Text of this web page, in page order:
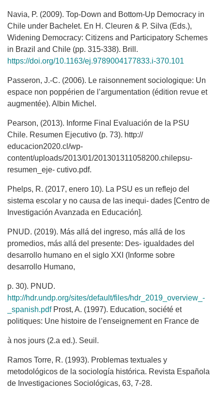
Navia, P. (2009). Top-Down and Bottom-Up Democracy in
Chile under Bachelet. En H. Cleuren & P. Silva (Eds.),
Widening Democracy: Citizens and Participatory Schemes
in Brazil and Chile (pp. 315-338). Brill.
https://doi.org/10.1163/ej.9789004177833.i-370.101
Passeron, J.-C. (2006). Le raisonnement sociologique: Un
espace non poppérien de l’argumentation (édition revue et
augmentée). Albin Michel.
Pearson, (2013). Informe Final Evaluación de la PSU
Chile. Resumen Ejecutivo (p. 73). http://
educacion2020.cl/wp-
content/uploads/2013/01/201301311058200.chilepsu-
resumen_eje- cutivo.pdf.
Phelps, R. (2017, enero 10). La PSU es un reflejo del
sistema escolar y no causa de las inequi- dades [Centro de
Investigación Avanzada en Educación].
PNUD. (2019). Más allá del ingreso, más allá de los
promedios, más allá del presente: Des- igualdades del
desarrollo humano en el siglo XXI (Informe sobre
desarrollo Humano,
p. 30). PNUD.
http://hdr.undp.org/sites/default/files/hdr_2019_overview_-
_spanish.pdfProst, A. (1997). Education, société et
politiques: Une histoire de l’enseignement en France de
à nos jours (2.a ed.). Seuil.
Ramos Torre, R. (1993). Problemas textuales y
metodológicos de la sociología histórica. Revista Española
de Investigaciones Sociológicas, 63, 7-28.